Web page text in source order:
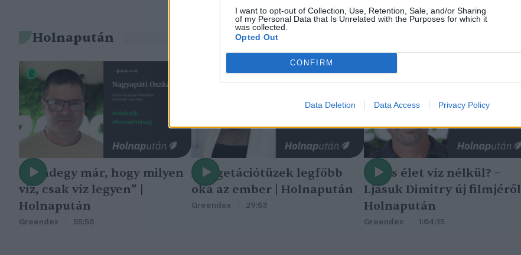
I want to opt-out of Collection, Use, Retention, Sale, and/or Sharing
of my Personal Data that Is Unrelated with the Purposes for which it
was collected.
Opted Out
CONFIRM
Data Deletion Data Access Privacy Policy
Holnapután
„Mindegy már, hogy milyen
víz, csak víz legyen” |
Holnapután
Greendex 55:58
A vegetációtüzek legfőbb
oka az ember | Holnapután
Greendex 29:53
Nincs élet víz nélkül? –
Ljasuk Dimitry új filmjéről |
Holnapután
Greendex 1:04:15